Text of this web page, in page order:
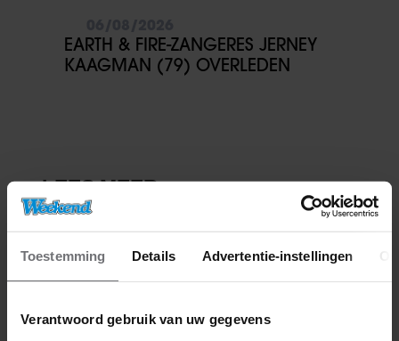
Toestemming Details Advertentie-instellingen
Verantwoord gebruik van uw gegevens
EARTH & FIRE-ZANGERES JERNEY
KAAGMAN (79) OVERLEDEN